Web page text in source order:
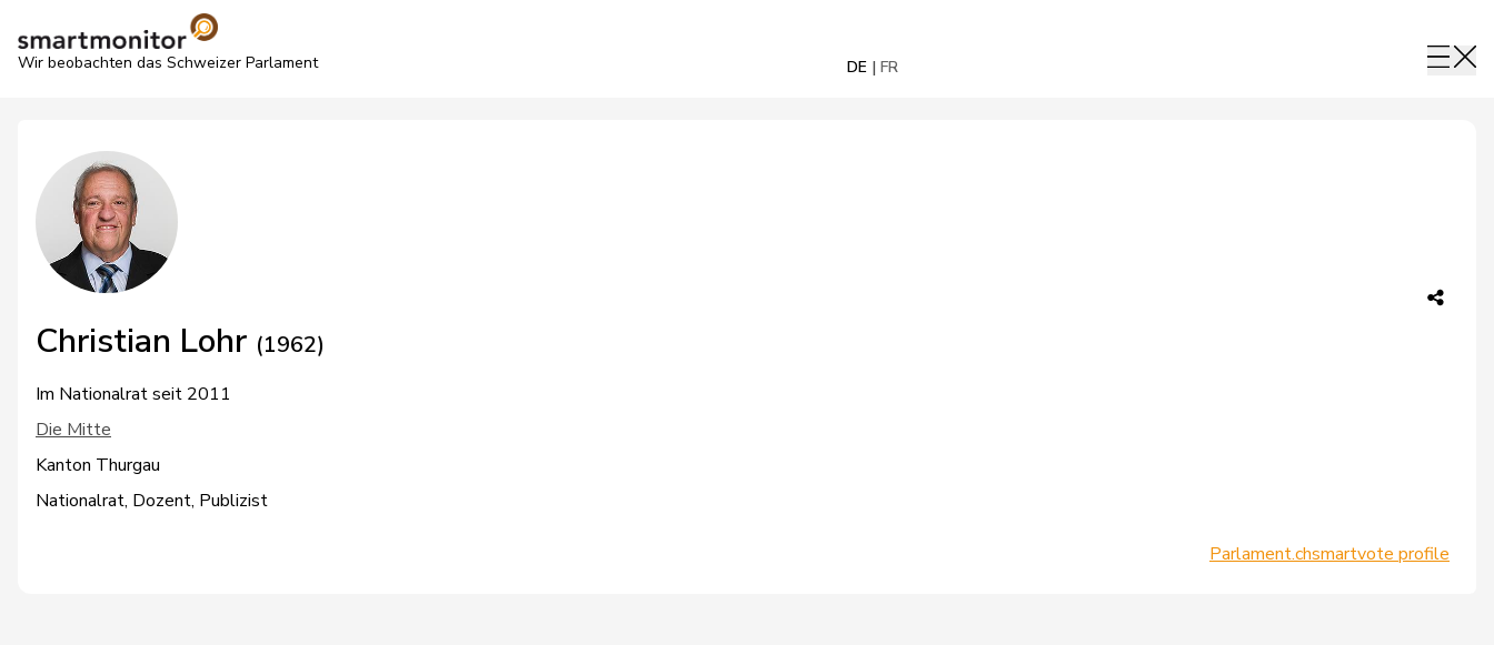
Wir beobachten das Schweizer Parlament DE FR
Christian Lohr (1962)
Im Nationalrat seit 2011
Die Mitte
Kanton Thurgau
Nationalrat, Dozent, Publizist
Parlament.chsmartvote profile